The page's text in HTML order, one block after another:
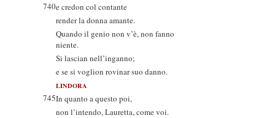
740e credon col contante
render la donna amante.
Quando il genio non v’è, non fanno
niente.
Si lascian nell’inganno;
e se si voglion rovinar suo danno.
LINDORA
745In quanto a questo poi,
non l’intendo, Lauretta, come voi.